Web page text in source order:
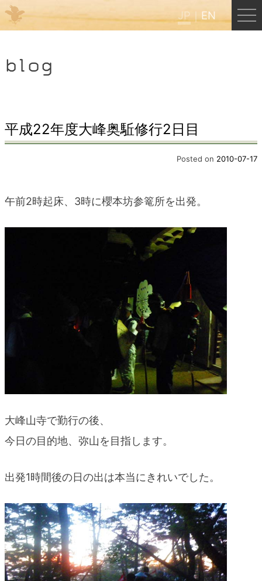
JP EN
HOME
くまのバックパッカーズ
くまのエクスペリエンス
blog
平成22年度大峰奥駈修行2日目
Posted on 2010-07-17
午前2時起床、3時に櫻本坊参篭所を出発。
大峰山寺で勤行の後、
今日の目的地、弥山を目指します。
出発1時間後の日の出は本当にきれいでした。